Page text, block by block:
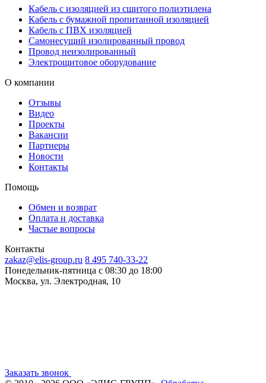
Кабель с изоляцией из сшитого полиэтилена
Кабель с бумажной пропитанной изоляцией
Кабель с ПВХ изоляцией
Самонесущий изолированный провод
Провод неизолированный
Электрощитовое оборудование
О компании
Отзывы
Видео
Проекты
Вакансии
Партнеры
Новости
Контакты
Помощь
Обмен и возврат
Оплата и доставка
Частые вопросы
Контакты
zakaz@elis-group.ru 8 495 740-33-22
Понедельник-пятница c 08:30 до 18:00
Москва, ул. Электродная, 10
Заказать звонок